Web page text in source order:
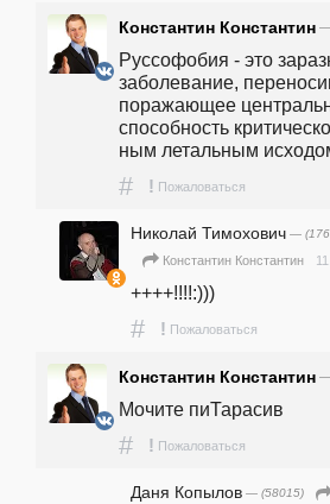
Константин Константин —
Руссофобия - это
заболевание,
поражающее
способность
ным летальным
# ! Пожаловаться
Николай Тимохович —
Константин Константин
++++!!!!:)))
# ! Пожаловаться
Константин Константин —
Мочите пиТарасив
# ! Пожаловаться
Даня Копылов — (58015)